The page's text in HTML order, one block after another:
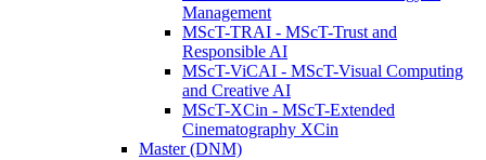
Management
MScT-TRAI - MScT-Trust and
Responsible AI
MScT-ViCAI - MScT-Visual Computing
and Creative AI
MScT-XCin - MScT-Extended
Cinematography XCin
Master (DNM)